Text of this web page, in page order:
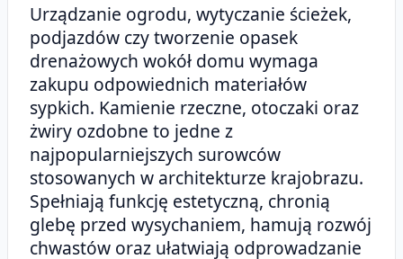
Urządzanie ogrodu, wytyczanie ścieżek,
podjazdów czy tworzenie opasek
drenażowych wokół domu wymaga
zakupu odpowiednich materiałów
sypkich. Kamienie rzeczne, otoczaki oraz
żwiry ozdobne to jedne z
najpopularniejszych surowców
stosowanych w architekturze krajobrazu.
Spełniają funkcję estetyczną, chronią
glebę przed wysychaniem, hamują rozwój
chwastów oraz ułatwiają odprowadzanie